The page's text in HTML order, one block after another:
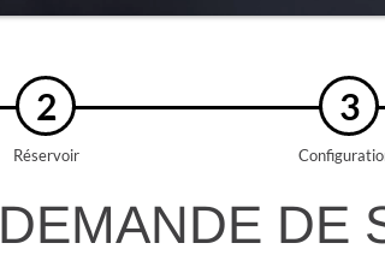
2
Réservoir
3
DEMANDE DE